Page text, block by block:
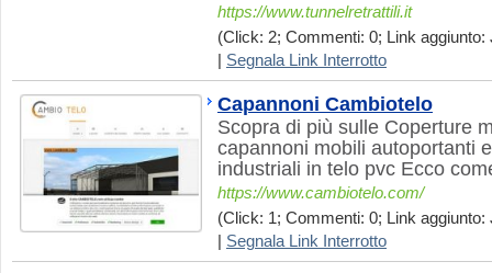
https://www.tunnelretrattili.it
(Click: 2; Commenti: 0; Link aggiunto:
Segnala Link Interrotto
Capannoni Cambiotelo
Scopra di più sulle Coperture
capannoni mobili autoportanti
industriali in telo pvc Ecco
https://www.cambiotelo.com/
(Click: 1; Commenti: 0; Link aggiunto:
Segnala Link Interrotto